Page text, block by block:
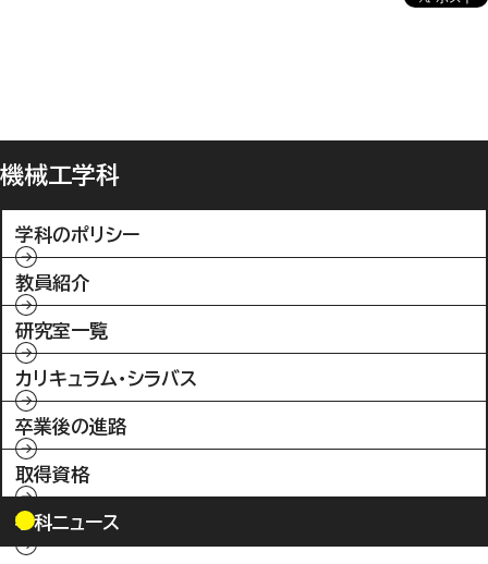
機械工学科
学科のポリシー
教員紹介
研究室一覧
カリキュラム・シラバス
卒業後の進路
取得資格
学科ニュース